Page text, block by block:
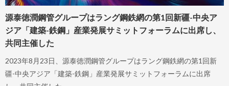
源泰徳潤鋼管グループはラング鋼鉄網の第1回新疆-中央ア
ジア「建築-鉄鋼」産業発展サミットフォーラムに出席し、
共同主催した
2023年8月23日、源泰徳潤鋼管グループはラング鋼鉄網の第1回新
疆-中央アジア「建築-鉄鋼」産業発展サミットフォーラムに出席